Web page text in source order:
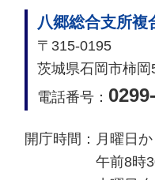
八郷総合支所複
〒315-0195
茨城県石岡市柿岡
電話番号：
開庁時間： 月曜日
午前8時